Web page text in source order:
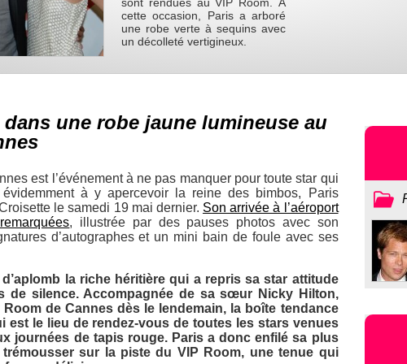
cette occasion, Paris a arboré
une robe verte à sequins avec
un décolleté vertigineux.
une robe jaune lumineuse au
est l’événement à ne pas manquer pour toute star qui
évidemment à y apercevoir la reine des bimbos, Paris
le samedi 19 mai dernier. Son arrivée à l’aéroport
, illustrée par des pauses photos avec son
d’autographes et un mini bain de foule avec ses
la riche héritière qui a repris sa star attitude
de silence. Accompagnée de sa sœur Nicky Hilton,
Room de Cannes dès le lendemain, la boîte tendance
est le lieu de rendez-vous de toutes les stars venues
journées de tapis rouge. Paris a donc enfilé sa plus
sur la piste du VIP Room, une tenue qui